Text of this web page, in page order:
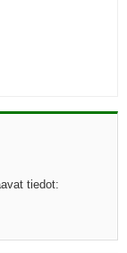
tiedot: